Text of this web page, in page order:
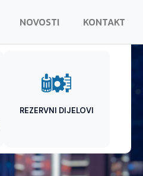
NOVOSTI KONTAKT
REZERVNI DIJELOVI